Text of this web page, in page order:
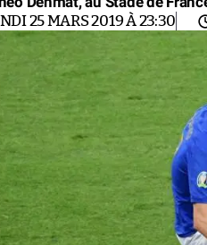
25 MARS 2019 À 23:30